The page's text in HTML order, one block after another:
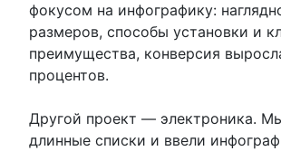
фокусом на инфографику:
размеров, способы установки и
преимущества, конверсия
процентов.
Другой проект — электроника.
длинные списки и ввели